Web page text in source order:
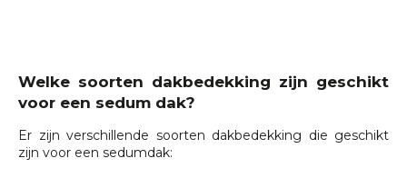
Welke soorten dakbedekking zijn geschikt
voor een sedum dak?
Er zijn verschillende soorten dakbedekking die geschikt
zijn voor een sedumdak: